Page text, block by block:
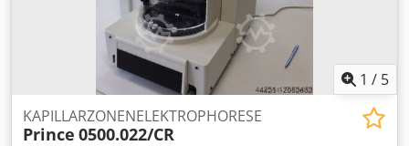
1 / 5
KAPILLARZONENELEKTROPHORESE
Prince 0500.022/CR